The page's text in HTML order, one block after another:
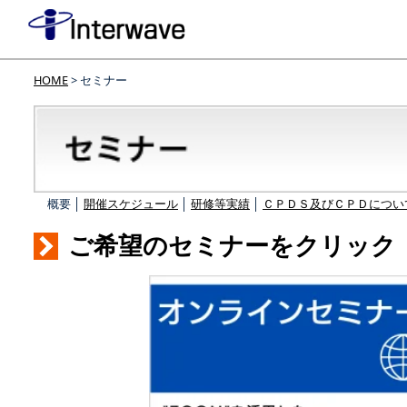
HOME> セミナー
概要 │ 開催スケジュール 研修等実績 ＣＰＤＳ及びＣＰＤにつ
ご希望のセミナーをクリック